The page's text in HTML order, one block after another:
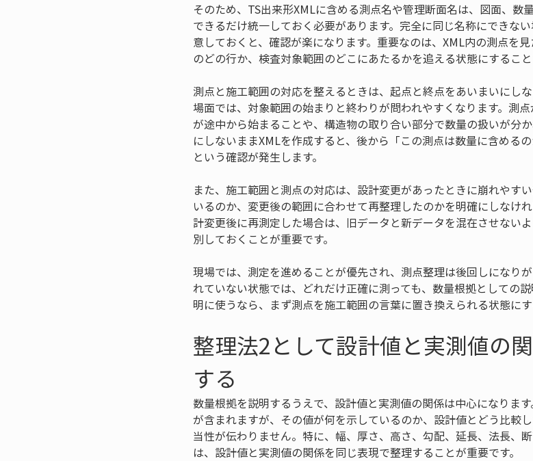
そのため、TS出来形XMLに含める測点名や管理断面名は、図面、数
できるだけ統一しておく必要があります。完全に同じ名称にできな
意しておくと、確認が楽になります。重要なのは、XML内の測点を
のどの行か、検査対象範囲のどこにあたるかを追える状態にすること
測点と施工範囲の対応を整えるときは、起点と終点をあいまいにし
場面では、対象範囲の始まりと終わりが問われやすくなります。測
が途中から始まることや、構造物の取り合い部分で数量の扱いが分
にしないままXMLを作成すると、後から「この測点は数量に含める
という確認が発生します。
また、施工範囲と測点の対応は、設計変更があったときに崩れやす
いるのか、変更後の範囲に合わせて再整理したのかを明確にしなけ
計変更後に再測定した場合は、旧データと新データを混在させない
別しておくことが重要です。
現場では、測定を進めることが優先され、測点整理は後回しになり
れていない状態では、どれだけ正確に測っても、数量根拠としての
明に使うなら、まず測点を施工範囲の言葉に置き換えられる状態にす
整理法2として設計値と実測値の
する
数量根拠を説明するうえで、設計値と実測値の関係は中心になりま
が含まれますが、その値が何を示しているのか、設計値とどう比較
当性が伝わりません。特に、幅、厚さ、高さ、勾配、延長、法長、
は、設計値と実測値の関係を同じ表現で整理することが重要です。